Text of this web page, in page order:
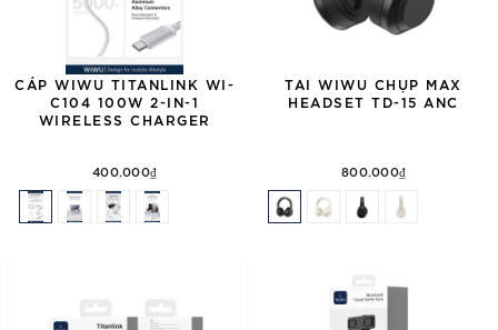
CÁP WIWU TITANLINK WI-
C104 100W 2-IN-1
WIRELESS CHARGER
400.000₫
TAI WIWU CHỤP MAX
HEADSET TD-15 ANC
800.000₫